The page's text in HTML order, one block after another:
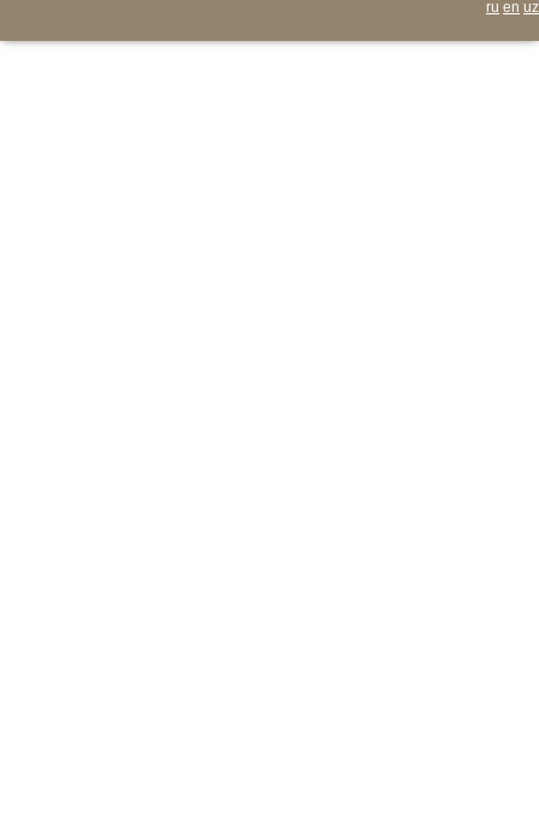
ru en uz